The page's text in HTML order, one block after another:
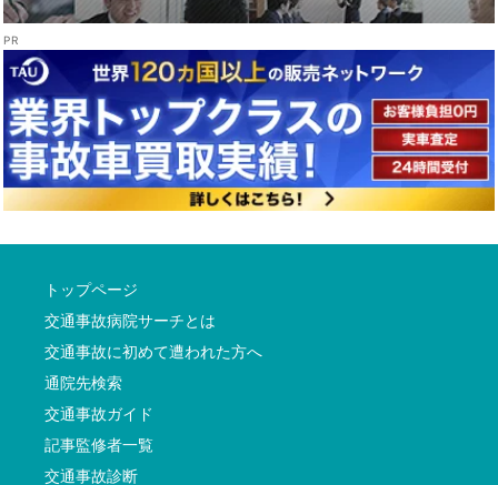
トップページ
交通事故病院サーチとは
交通事故に初めて遭われた方へ
通院先検索
交通事故ガイド
記事監修者一覧
交通事故診断